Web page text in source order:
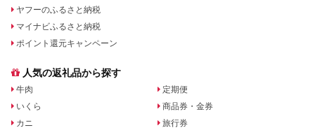
ヤフーのふるさと納税
マイナビふるさと納税
ポイント還元キャンペーン
人気の返礼品から探す
牛肉
いくら
カニ
定期便
商品券・金券
旅行券